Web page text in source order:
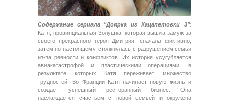
Содержание сериала "Доярка из Хацапетовки 3":
Катя, провинциальная Золушка, которая вышла замуж за
своего прекрасного героя Дмитрия, сначала фиктивно,
затем по-настоящему, столкнулась с разрушением семьи
из-за ревности и конфликтов. Их история усугубляется
авиакатастрофой и пластическими операциями, в
результате которых Катя переживает множество
трудностей. Во Франции Катя начинает новую жизнь и
создает успешный ресторанный бизнес. Она
наслаждается счастьем с новой семьей и окружена